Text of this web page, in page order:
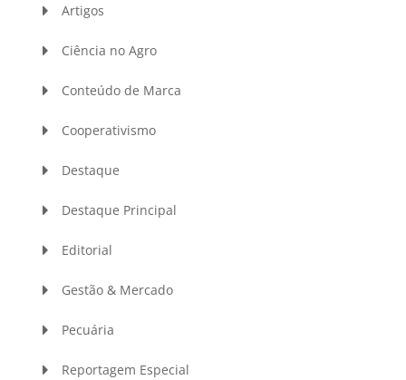
Artigos
Ciência no Agro
Conteúdo de Marca
Cooperativismo
Destaque
Destaque Principal
Editorial
Gestão & Mercado
Pecuária
Reportagem Especial